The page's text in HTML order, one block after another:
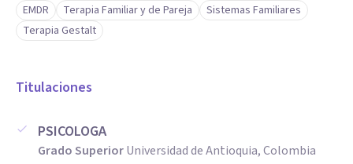
EMDR Terapia Familiar y de Pareja
Sistemas Familiares
Terapia Gestalt
Titulaciones
PSICOLOGA
Grado SuperiorUniversidad de Antioquia, Colombia